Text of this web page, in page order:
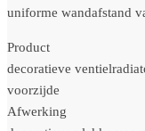
uniforme wandafstand
Product
decoratieve
voorzijde
Afwerking